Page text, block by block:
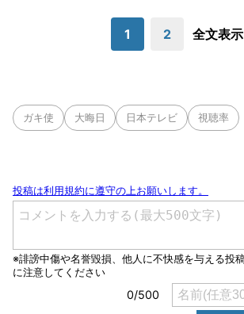
1 2 全文表示
ガキ使 大晦日 日本テレビ 視聴率